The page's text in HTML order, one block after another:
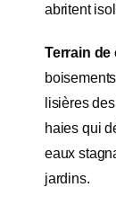
abritent
Terrain de
lisières
haies qui
eaux
jardins.